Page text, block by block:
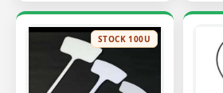
STOCK 100U